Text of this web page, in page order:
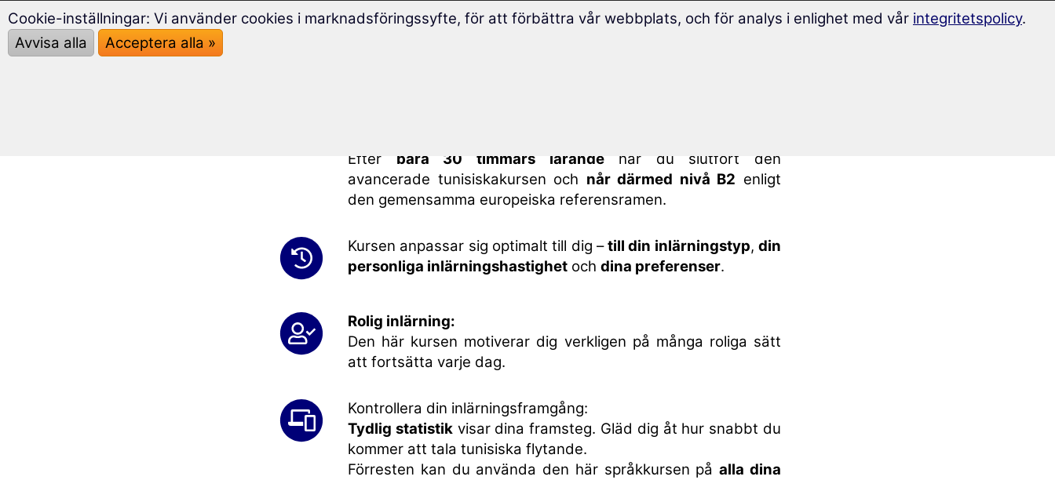
Efter bara 30 timmars lärandehar du slutfört den
avancerade tunisiskakursen och når därmed nivå B2 enligt
den gemensamma europeiska referensramen.
Kursen anpassar sig optimalt till dig –till din inlärningstyp,din
personliga inlärningshastighet och dina preferenser.
Rolig inlärning:
Den här kursen motiverar dig verkligen på många roliga sätt
att fortsätta varje dag.
Kontrollera din inlärningsframgång:
Tydlig statistikvisar dina framsteg. Gläd dig åt hur snabbt du
kommer att tala tunisiska flytande.
Förresten kan du använda den här språkkursen påalla dina
Cookie-inställningar: Vi använder cookies i marknadsföringssyfte, för att förbättra vår webbplats, och för analys i enlighet med vår integritetspolicy.
Avvisa alla
Acceptera alla »